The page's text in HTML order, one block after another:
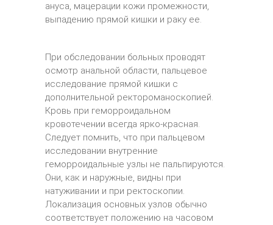
ануса, мацерации кожи промежности,
выпадению прямой кишки и раку ее.
При обследовании больных проводят
осмотр анальной области, пальцевое
исследование прямой кишки с
дополнительной ректороманоскопией.
Кровь при геморроидальном
кровотечении всегда ярко-красная.
Следует помнить, что при пальцевом
исследовании внутренние
геморроидальные узлы не пальпируются.
Они, как и наружные, видны при
натуживании и при ректоскопии.
Локализация основных узлов обычно
соответствует положению на часовом